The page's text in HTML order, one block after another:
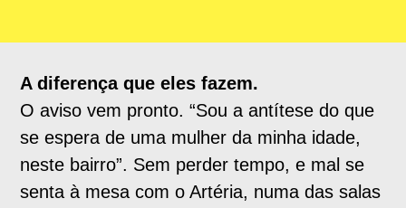
A diferença que eles fazem.
O aviso vem pronto. “Sou a antítese do que
se espera de uma mulher da minha idade,
neste bairro”. Sem perder tempo, e mal se
senta à mesa com o Artéria, numa das salas